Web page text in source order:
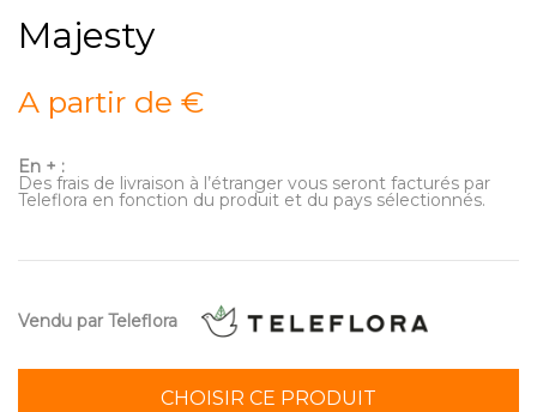
Majesty
A partir de €
En + :
Des frais de livraison à l’étranger vous seront facturés par
Teleflora en fonction du produit et du pays sélectionnés.
Vendu par Teleflora
CHOISIR CE PRODUIT